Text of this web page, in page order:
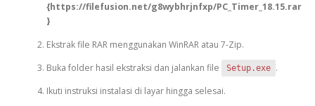
{https://filefusion.net/g8wybhrjnfxp/PC_Timer_18.15.rar
}
Ekstrak file RAR menggunakan WinRAR atau 7-Zip.
Buka folder hasil ekstraksi dan jalankan file
Setup.exe .
Ikuti instruksi instalasi di layar hingga selesai.